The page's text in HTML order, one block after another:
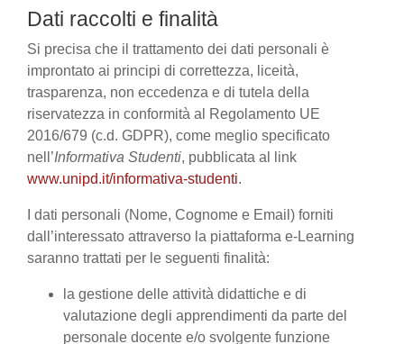
Dati raccolti e finalità
Si precisa che il trattamento dei dati personali è
improntato ai principi di correttezza, liceità,
trasparenza, non eccedenza e di tutela della
riservatezza in conformità al Regolamento UE
2016/679 (c.d. GDPR), come meglio specificato
nell’Informativa Studenti, pubblicata al link
www.unipd.it/informativa-studenti.
I dati personali (Nome, Cognome e Email) forniti
dall’interessato attraverso la piattaforma e-Learning
saranno trattati per le seguenti finalità:
la gestione delle attività didattiche e di
valutazione degli apprendimenti da parte del
personale docente e/o svolgente funzione